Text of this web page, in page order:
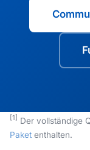
[1] Der vollständige
Paket enthalten.